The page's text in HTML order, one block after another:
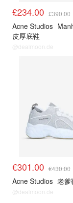
£234.00 £390.00
Acne Studios
皮厚底鞋
@dealmoon.de
€301.00 €430.00
Acne Studios 老爹
@dealmoon.de